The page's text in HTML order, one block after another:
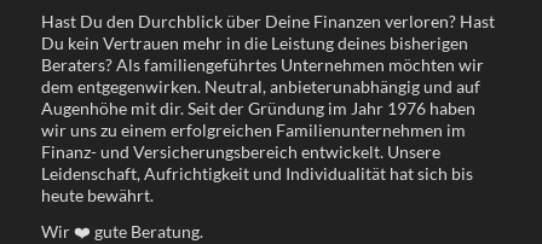
Hast Du den Durchblick über Deine Finanzen verloren? Hast
Du kein Vertrauen mehr in die Leistung deines bisherigen
Beraters? Als familiengeführtes Unternehmen möchten wir
dem entgegenwirken. Neutral, anbieterunabhängig und auf
Augenhöhe mit dir. Seit der Gründung im Jahr 1976 haben
wir uns zu einem erfolgreichen Familienunternehmen im
Finanz- und Versicherungsbereich entwickelt. Unsere
Leidenschaft, Aufrichtigkeit und Individualität hat sich bis
heute bewährt.
Wir❤️ gute Beratung.